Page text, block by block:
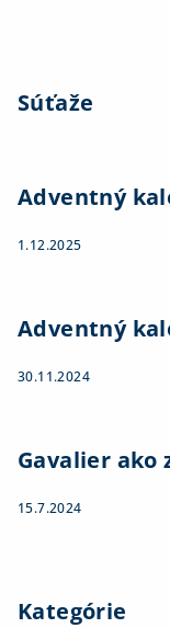
Súťaže
Adventný
1.12.2025
Adventný
30.11.2024
Gavalier ako
15.7.2024
Kategórie